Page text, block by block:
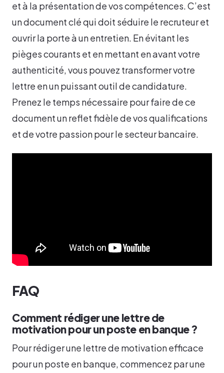
et à la présentation de vos compétences. C’est
un document clé qui doit séduire le recruteur et
ouvrir la porte à un entretien. En évitant les
pièges courants et en mettant en avant votre
authenticité, vous pouvez transformer votre
lettre en un puissant outil de candidature.
Prenez le temps nécessaire pour faire de ce
document un reflet fidèle de vos qualifications
et de votre passion pour le secteur bancaire.
FAQ
Comment rédiger une lettre de
motivation pour un poste en banque ?
Pour rédiger une lettre de motivation efficace
pour un poste en banque, commencez par une